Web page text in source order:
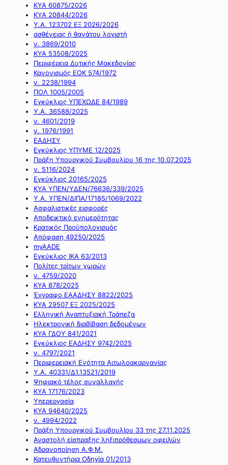
ΚΥΑ 60875/2026
ΚΥΑ 20844/2026
Υ.Α. 123702 ΕΞ 2026/2026
ασθένειας ή θανάτου λογιστή
ν. 3869/2010
ΚΥΑ 53508/2025
Περιφέρεια Δυτικής Μακεδονίας
Κανονισμός ΕΟΚ 574/1972
ν. 2238/1994
ΠΟΛ 1005/2005
Εγκύκλιος ΥΠΕΧΩΔΕ 84/1989
Υ.Α. 36588/2025
ν. 4601/2019
ν. 1976/1991
ΕΑΔΗΣΥ
Εγκύκλιος ΥΠΥΜΕ 12/2025
Πράξη Υπουργικού Συμβουλίου 16 της 10.07.2025
ν. 5116/2024
Εγκύκλιος 20165/2025
ΚΥΑ ΥΠΕΝ/ΥΔΕΝ/76636/339/2025
Υ.Α. ΥΠΕΝ/ΔΙΠΑ/17185/1069/2022
Ασφαλιστικές εισφορές
Αποδεικτικό ενημερότητας
Κρατικός Προϋπολογισμός
Απόφαση 49250/2025
myAADE
Εγκύκλιος ΙΚΑ 63/2013
Πολίτες τρίτων χωρών
ν. 4759/2020
ΚΥΑ 878/2025
Έγγραφο ΕΑΑΔΗΣΥ 8822/2025
ΚΥΑ 29507 ΕΞ 2025/2025
Ελληνική Αναπτυξιακή Τράπεζα
Ηλεκτρονική διαβίβαση δεδομένων
ΚΥΑ ΓΔΟΥ 841/2021
Εγκύκλιος ΕΑΔΗΣΥ 9742/2025
ν. 4797/2021
Περιφερειακή Ενότητα Αιτωλοακαρνανίας
Υ.Α. 40331/Δ1.13521/2019
Ψηφιακό τέλος συναλλαγής
ΚΥΑ 17176/2023
Υπερεργασία
ΚΥΑ 94640/2025
ν. 4994/2022
Πράξη Υπουργικού Συμβουλίου 33 της 27.11.2025
Αναστολή είσπραξης ληξιπρόθεσμων οφειλών
Αδρανοποίηση Α.Φ.Μ.
Κατευθυντήρια Οδηγία 01/2013